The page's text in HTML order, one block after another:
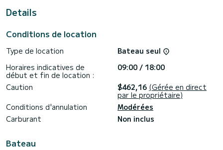
Details
Conditions de location
Type de location
Bateau seul
Horaires indicatives de
début et fin de location :
09:00 / 18:00
Caution
$462,16 (Gérée en direct
par le propriétaire)
Conditions d'annulation
Modérées
Carburant
Non inclus
Bateau